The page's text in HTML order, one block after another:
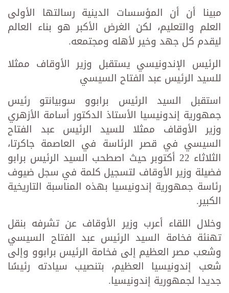
مبينا أن أن المؤسسات الدينية رسالتها الأولى
العلم والتعليم، لكن الغرض الأكبر هو بناء العالم
ليقدم كل جهد وخير لأهله ومجتمعه.
الرئيس الإندونيسي يستقبل وزير الأوقاف ممثلا
للسيد الرئيس عبد الفتاح السيسي
استقبل السيد الرئيس برابوو سوبيانتو رئيس
جمهورية إندونيسيا الأستاذ الدكتور أسامة الأزهري
وزير الأوقاف ممثلا للسيد الرئيس عبد الفتاح
السيسي في قصر الرئاسة في العاصمة جاكرتا،
الثلاثاء 22 أكتوبر حيث اصطحب السيد الرئيس برابو
فضيلة وزير الأوقاف لتسجيل كلمة في سجل ضيوف
رئاسة جمهورية إندونيسيا بهذه المناسبة التاريخية
الكبير.
وخلال اللقاء أعرب وزير الأوقاف عن تشرفه بنقل
تهنئة فخامة السيد الرئيس عبد الفتاح السيسي
وشعب مصر العظيم إلى فخامة الرئيس برابوو وإلى
شعب إندونيسيا العظيم، بتنصيب سيادته رئيسًا
جديدا لجمهورية إندونيسيا.